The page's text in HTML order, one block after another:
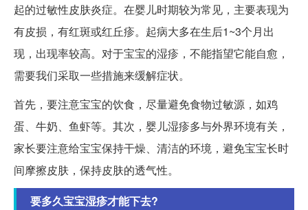
起的过敏性皮肤炎症。在婴儿时期较为常见，主要表现为
有皮损，有红斑或红丘疹。起病大多在生后1~3个月出
现，出现率较高。对于宝宝的湿疹，不能指望它能自愈，
需要我们采取一些措施来缓解症状。
首先，要注意宝宝的饮食，尽量避免食物过敏源，如鸡
蛋、牛奶、鱼虾等。其次，婴儿湿疹多与外界环境有关，
家长要注意给宝宝保持干燥、清洁的环境，避免宝宝长时
间摩擦皮肤，保持皮肤的透气性。
要多久宝宝湿疹才能下去?